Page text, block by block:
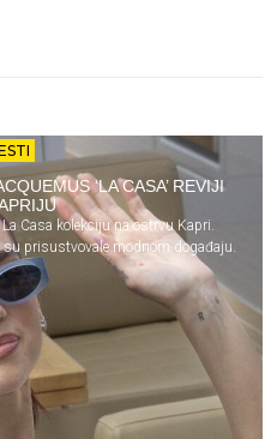
‘LA CASA’ REVIJI
Casa kolekciju na ostrvu Kapri.
prisustvovale modnom događaju.